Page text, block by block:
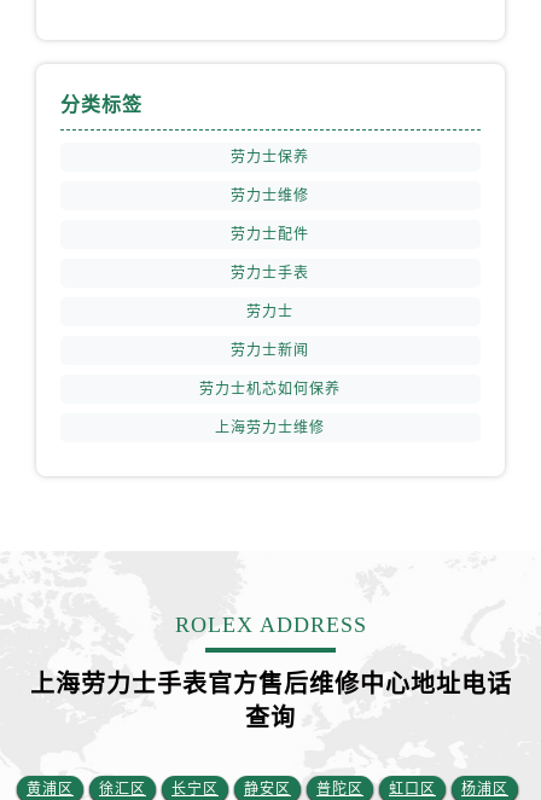
分类标签
劳力士保养
劳力士维修
劳力士配件
劳力士手表
劳力士
劳力士新闻
劳力士机芯如何保养
上海劳力士维修
ROLEX ADDRESS
上海劳力士手表官方售后维修中心地址电话
查询
黄浦区 徐汇区 长宁区 静安区 普陀区 虹口区 杨浦区